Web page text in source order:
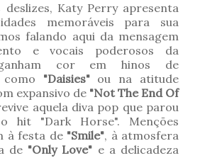
deslizes, Katy Perry apresenta
memoráveis para sua
falando aqui da mensagem
e vocais poderosos da
cor em hinos de
como "Daisies"ou na atitude
expansivo de "Not The End Of
aquela diva pop que parou
hit "Dark Horse". Menções
à festa de "Smile", à atmosfera
de"Only Love" e a delicadeza